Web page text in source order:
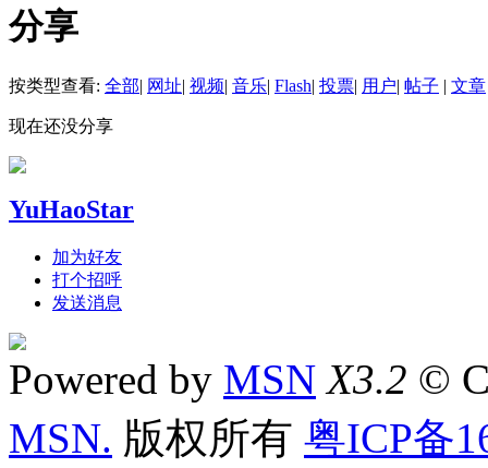
分享
按类型查看: 全部| 网址| 视频| 音乐| Flash| 投票| 用户| 帖子 | 文章
现在还没分享
YuHaoStar
加为好友
打个招呼
发送消息
Powered by MSN X3.2 ©
MSN. 版权所有 粤ICP备